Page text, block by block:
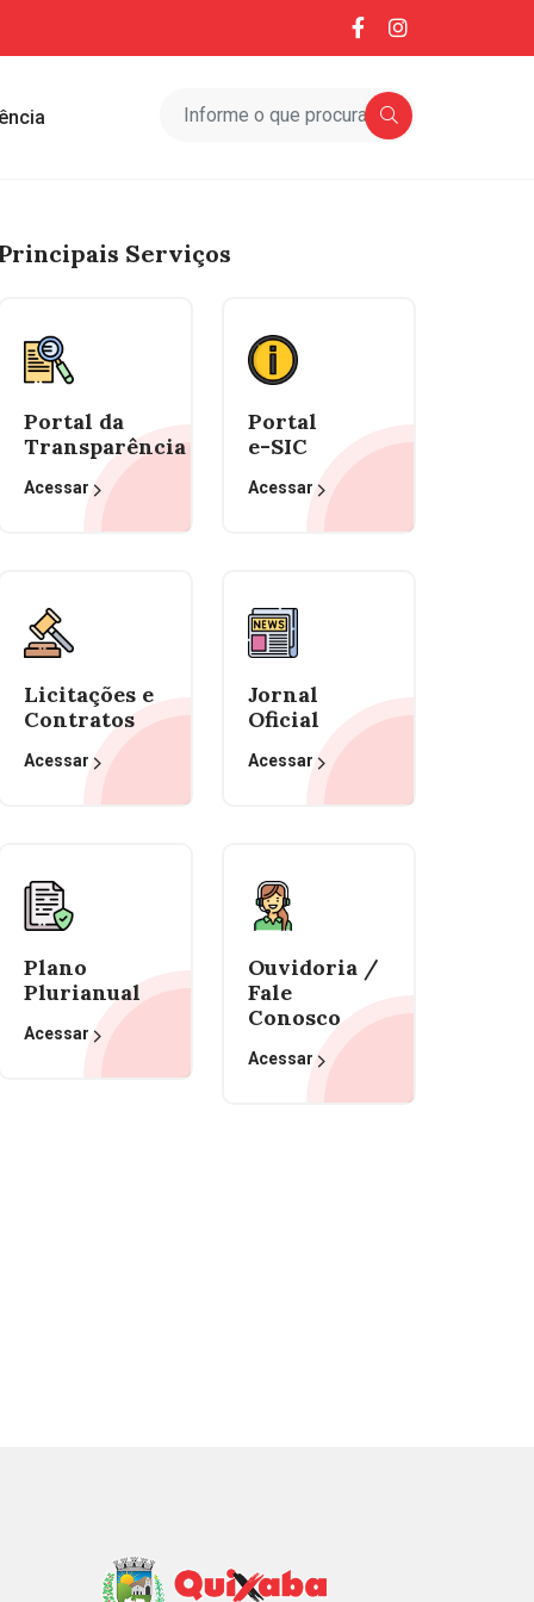
Serviços
Portal da
Transparência
Acessar
Portal
e-SIC
Acessar
Licitações e
Contratos
Acessar
Jornal
Oficial
Acessar
Plano
Plurianual
Acessar
Ouvidoria /
Fale
Conosco
Acessar